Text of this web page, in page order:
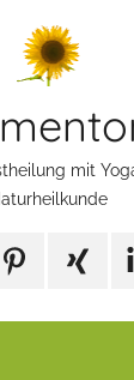
mit
PinterestXing